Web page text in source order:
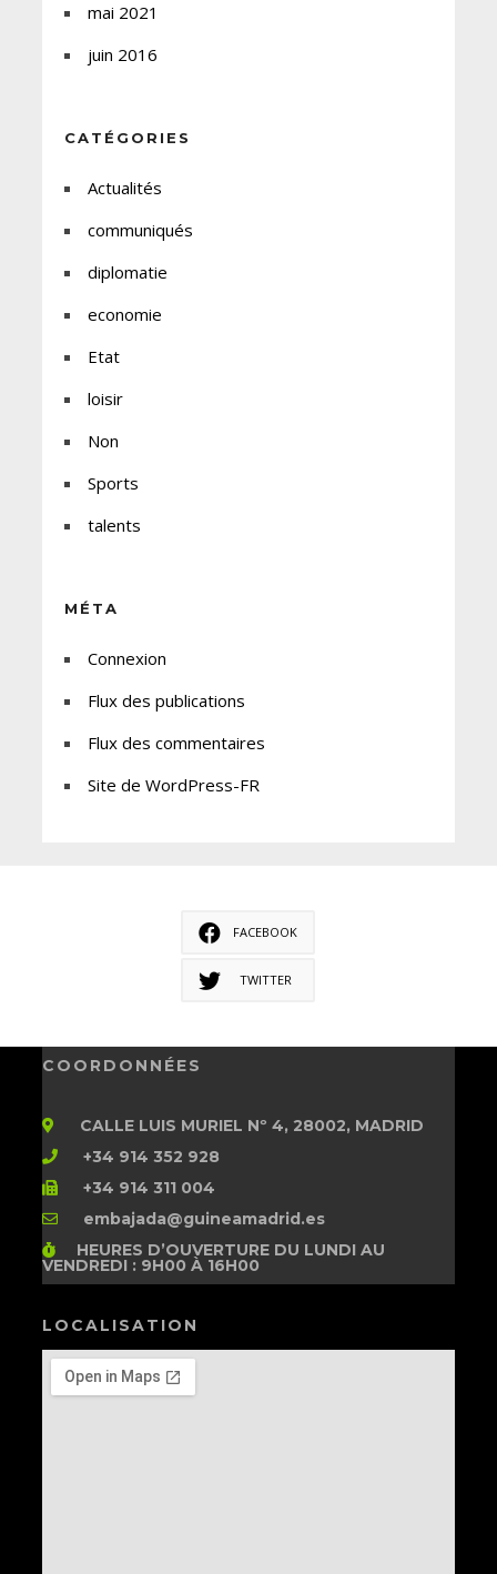
mai 2021
juin 2016
CATÉGORIES
Actualités
communiqués
diplomatie
economie
Etat
loisir
Non
Sports
talents
MÉTA
Connexion
Flux des publications
Flux des commentaires
Site de WordPress-FR
FACEBOOK
TWITTER
COORDONNÉES
CALLE LUIS MURIEL Nº 4, 28002, MADRID
+34 914 352 928
+34 914 311 004
embajada@guineamadrid.es
HEURES D’OUVERTUREDU LUNDI AU
VENDREDI : 9H00 À 16H00
LOCALISATION